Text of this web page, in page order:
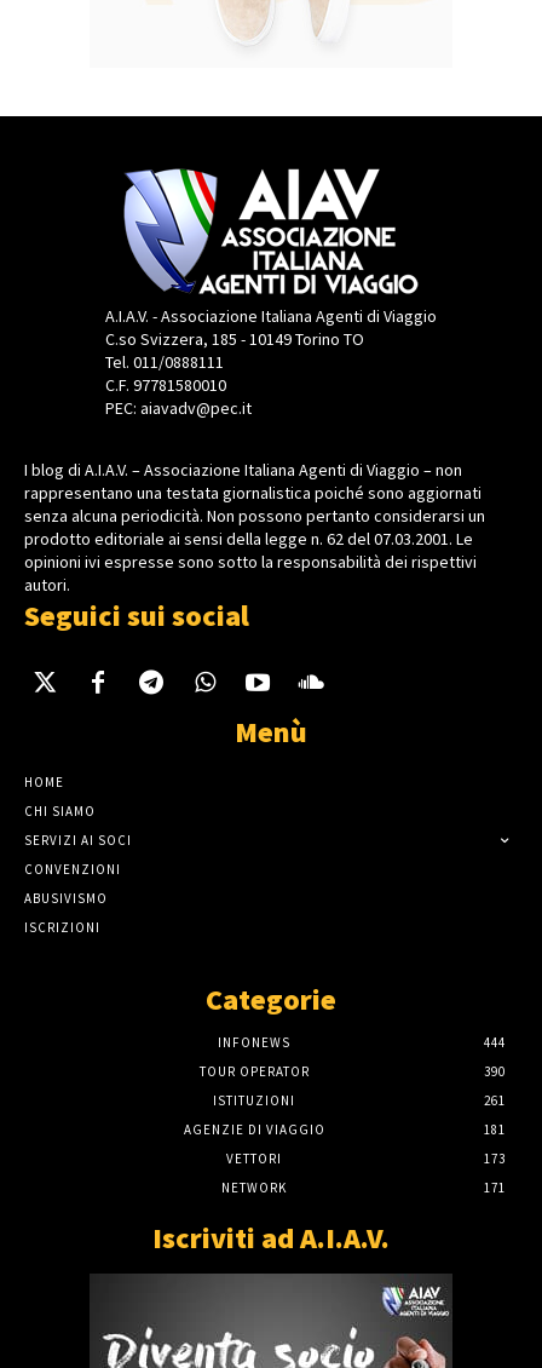
A.I.A.V. - Associazione Italiana Agenti di Viaggio
C.so Svizzera, 185 - 10149 Torino TO
Tel. 011/0888111
C.F. 97781580010
PEC: aiavadv@pec.it
I blog di A.I.A.V. – Associazione Italiana Agenti di Viaggio – non
rappresentano una testata giornalistica poiché sono aggiornati
senza alcuna periodicità. Non possono pertanto considerarsi un
prodotto editoriale ai sensi della legge n. 62 del 07.03.2001. Le
opinioni ivi espresse sono sotto la responsabilità dei rispettivi
autori.
Seguici sui social
Menù
HOME
CHI SIAMO
SERVIZI AI SOCI
CONVENZIONI
ABUSIVISMO
ISCRIZIONI
Categorie
INFONEWS
444
TOUR OPERATOR
390
ISTITUZIONI
261
AGENZIE DI VIAGGIO
181
VETTORI
173
NETWORK
171
Iscriviti ad A.I.A.V.